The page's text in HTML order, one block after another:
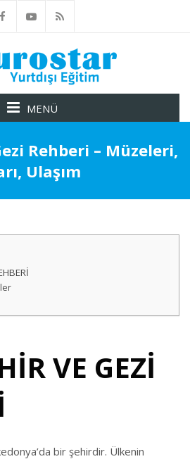
MENÜ
Rehberi – Müzeleri,
Ulaşım
VE GEZİ
bir şehirdir. Ülkenin